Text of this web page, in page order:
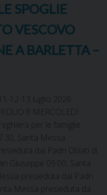
SPOGLIE
VESCOVO
A BARLETTA –
11-12-13 luglio 2026
8 MERCOLEDÌ
per le famiglie
07:30, Santa Messa
dai Padri Oblati di
San Giuseppe 09:00, Santa
presieduta dai Padri
Messa presieduta da